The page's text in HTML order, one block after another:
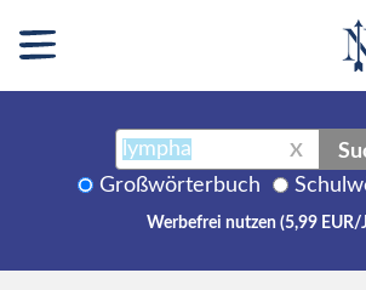
X
Großwörterbuch
Werbefrei nutzen (5,99 EUR/